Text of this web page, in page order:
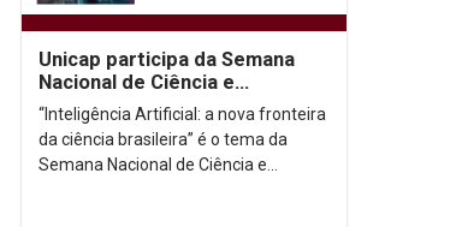
Unicap participa da Semana
Nacional de Ciência e
Tecnologia 2020
“Inteligência Artificial: a nova fronteira
da ciência brasileira” é o tema da
Semana Nacional de Ciência e